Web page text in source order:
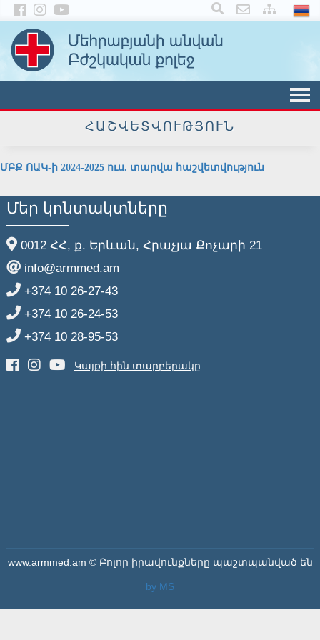
×
ՀԱՇՎԵՏՎՈՒԹՅՈՒՆ
ՄԲՔ ՈԱԿ-ի 2024-2025 ուս. տարվա հաշվետվություն
Մեր կոնտակտները
0012 ՀՀ, ք. Երևան, Հրաչյա Քոչարի 21
info@armmed.am
+374 10 26-27-43
+374 10 26-24-53
+374 10 28-95-53
Կայքի հին տարբերակը
www.armmed.am © Բոլոր իրավունքները պաշտպանված են
by MS